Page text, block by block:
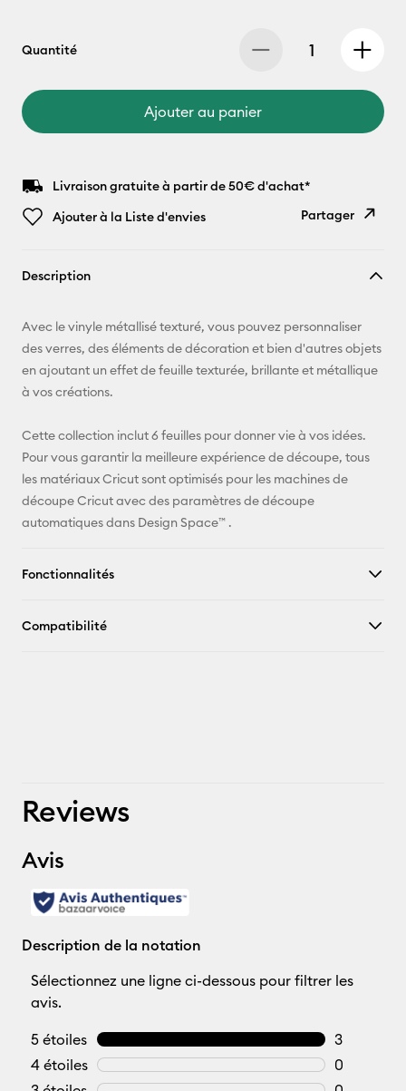
Quantité
Ajouter au panier
Livraison gratuite à partir de 50€ d'achat*
Ajouter à la Liste d'envies
Partager
Pinterest
X
Description
Avec le vinyle métallisé texturé, vous pouvez personnaliser
des verres, des éléments de décoration et bien d'autres objets
en ajoutant un effet de feuille texturée, brillante et métallique
à vos créations.
Cette collection inclut 6 feuilles pour donner vie à vos idées.
Pour vous garantir la meilleure expérience de découpe, tous
les matériaux Cricut sont optimisés pour les machines de
découpe Cricut avec des paramètres de découpe
automatiques dans Design Space™ .
Fonctionnalités
Compatibilité
Reviews